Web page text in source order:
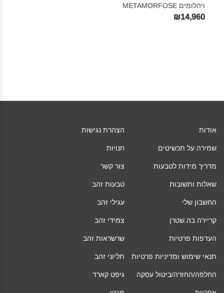
ויהלומים METAMORFOSE‎
₪14,960
אודות
שמירה על תכשיטים
מדריך מידות לטבעות
שאלות ותשובות
החשבון שלי
קריירה בה.שטרן
העדפות פרטיות
תנאי שימוש ומדיניות פרטיות
החלפה/החזרה/ביטול עסקה
הצהרת נגישות
חנויות
צור קשר
טבעות זהב
עגילי זהב
צמידי זהב
שרשראות זהב
תליוני זהב
גיפט קארד